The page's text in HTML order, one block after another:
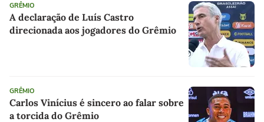
GRÊMIO
A declaração de Luís Castro
direcionada aos jogadores do Grêmio
GRÊMIO
Carlos Vinícius é sincero ao falar sobre
a torcida do Grêmio